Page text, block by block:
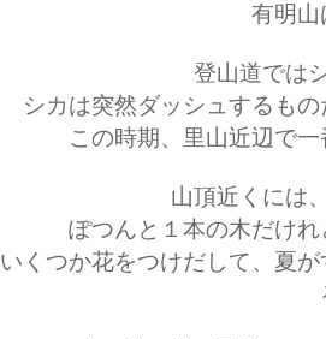
有明山
登山道では
シカは突然ダッシュするも
この時期、里山近辺で
山頂近くには
ぽつんと１本の木だけ
いくつか花をつけだして、夏